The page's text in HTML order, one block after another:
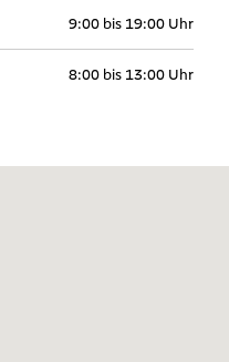
9:00 bis 19:00 Uhr
8:00 bis 13:00 Uhr